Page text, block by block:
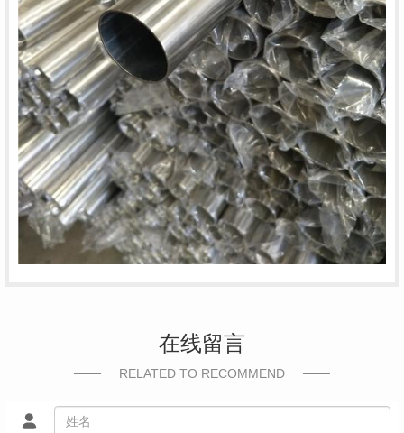
在线留言
RELATED TO RECOMMEND